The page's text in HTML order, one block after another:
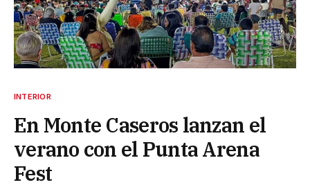
INTERIOR
En Monte Caseros lanzan el
verano con el Punta Arena
Fest